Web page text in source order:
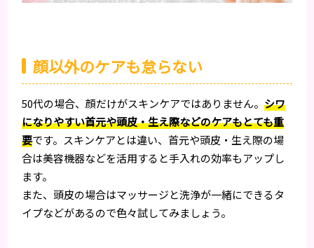
顔以外のケアも怠らない
50代の場合、顔だけがスキンケアではありません。シワ
になりやすい首元や頭皮・生え際などのケアもとても重
要です。スキンケアとは違い、首元や頭皮・生え際の場
合は美容機器などを活用すると手入れの効率もアップし
ます。
また、頭皮の場合はマッサージと洗浄が一緒にできるタ
イプなどがあるので色々試してみましょう。